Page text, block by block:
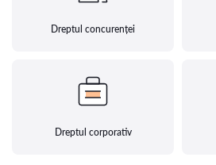
Dreptul concurenței
Dreptul corporativ